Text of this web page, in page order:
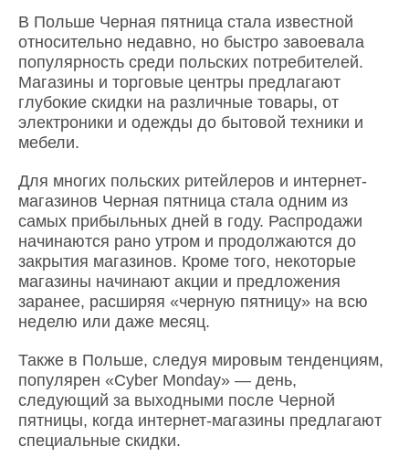
В Польше Черная пятница стала известной
относительно недавно, но быстро завоевала
популярность среди польских потребителей.
Магазины и торговые центры предлагают
глубокие скидки на различные товары, от
электроники и одежды до бытовой техники и
мебели.
Для многих польских ритейлеров и интернет-
магазинов Черная пятница стала одним из
самых прибыльных дней в году. Распродажи
начинаются рано утром и продолжаются до
закрытия магазинов. Кроме того, некоторые
магазины начинают акции и предложения
заранее, расширяя «черную пятницу» на всю
неделю или даже месяц.
Также в Польше, следуя мировым тенденциям,
популярен «Cyber Monday» — день,
следующий за выходными после Черной
пятницы, когда интернет-магазины предлагают
специальные скидки.